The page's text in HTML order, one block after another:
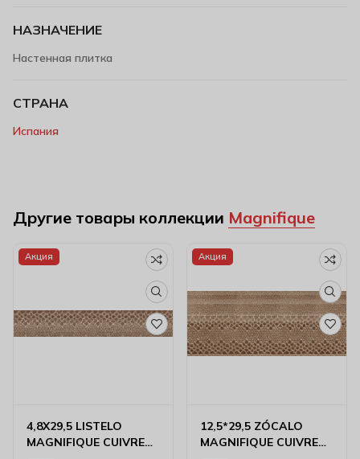
НАЗНАЧЕНИЕ
Настенная плитка
СТРАНА
Испания
Другие товары коллекции Magnifique
Акция
4,8X29,5 LISTELO
MAGNIFIQUE CUIVRE
Акция
12,5*29,5 ZÓCALO
MAGNIFIQUE CUIVRE